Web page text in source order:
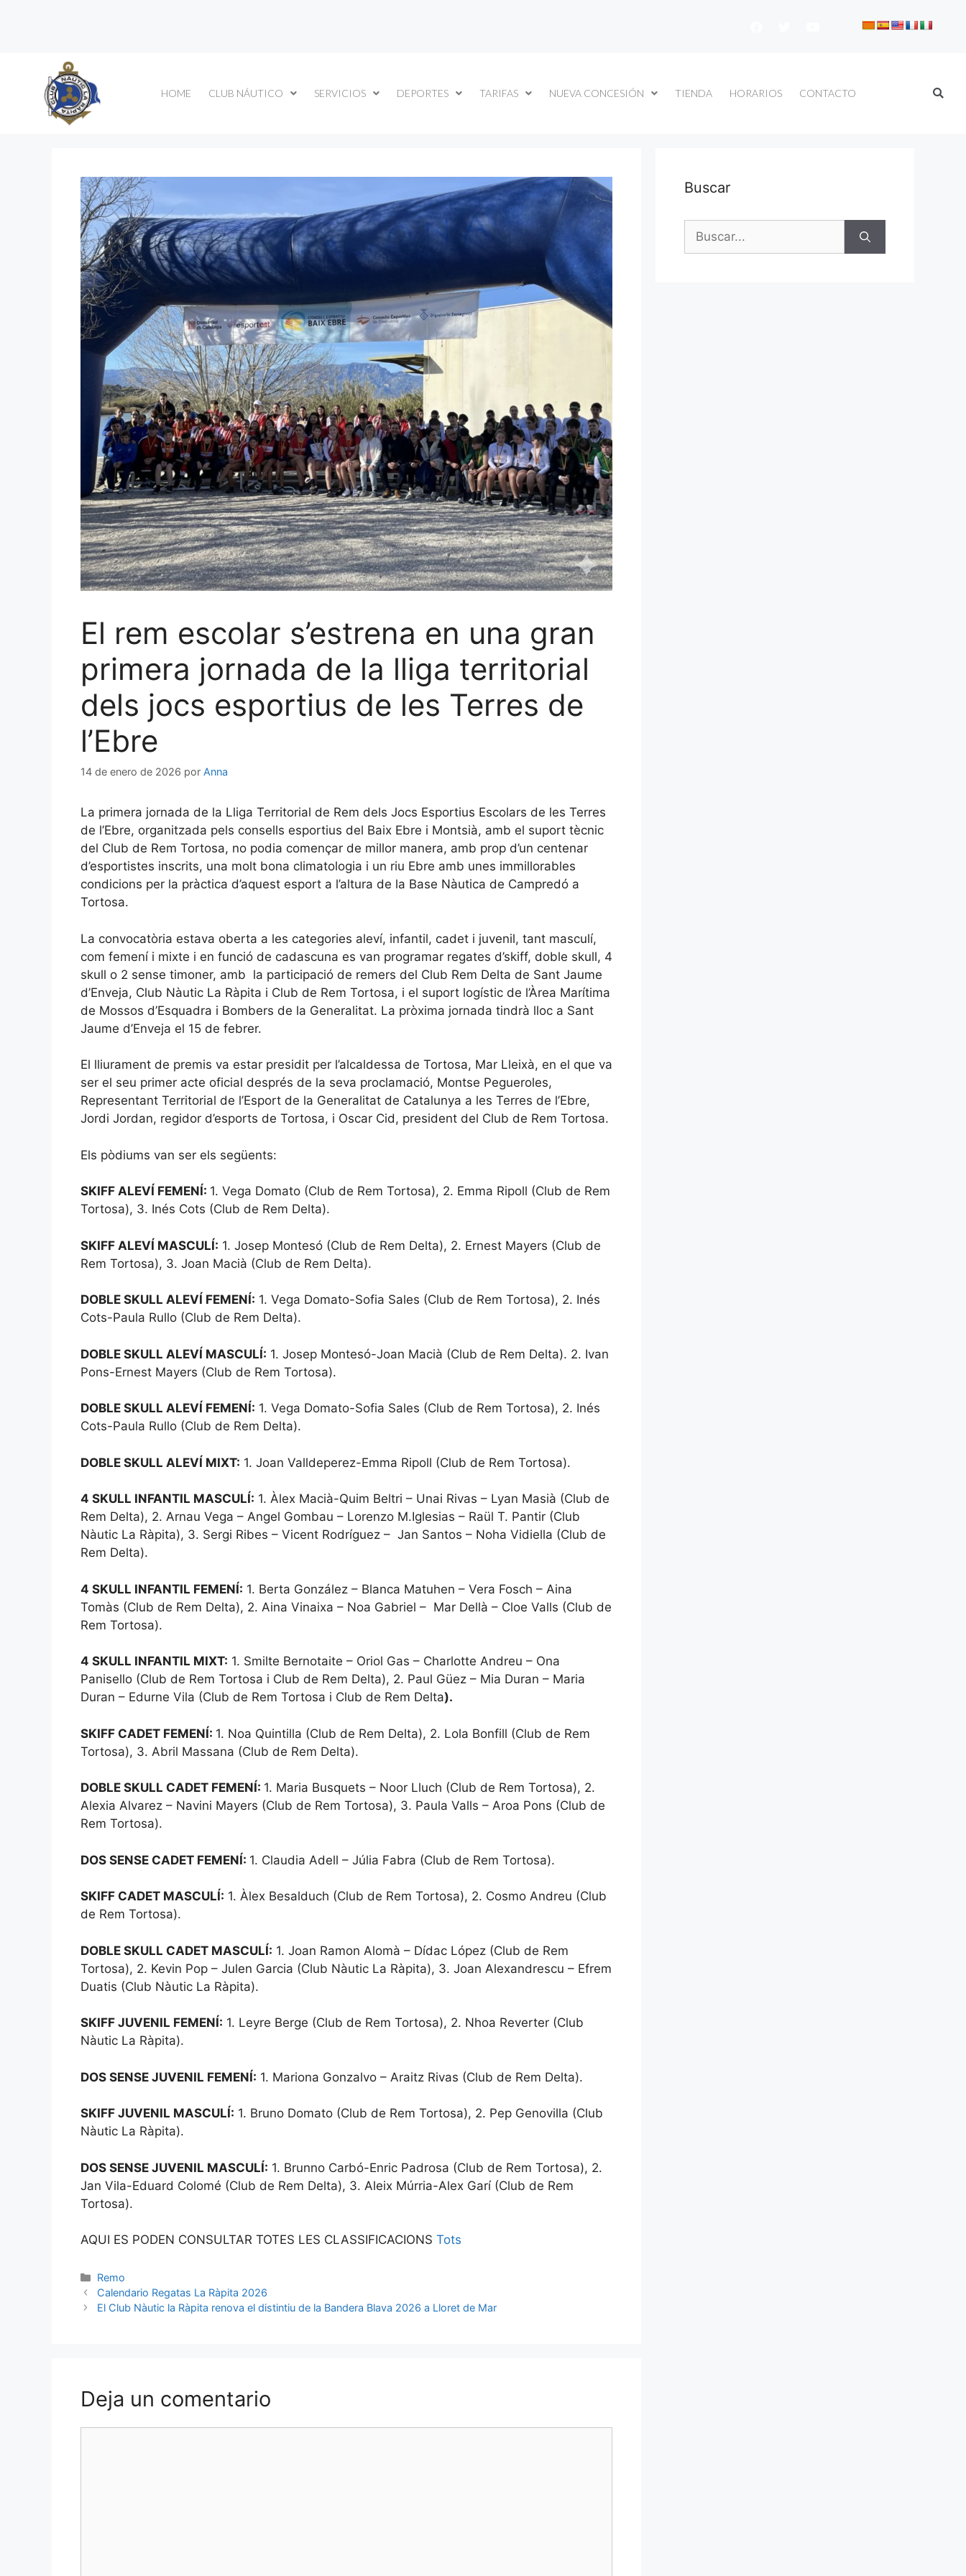
HOME CLUB NÁUTICO SERVICIOS DEPORTES TARIFAS NUEVA CONCESIÓN TIENDA HORARIOS CONTACTO
El rem escolar s’estrena en una gran
primera jornada de la lliga territorial
dels jocs esportius de les Terres de
l’Ebre
14 de enero de 2026 por Anna
La primera jornada de la Lliga Territorial de Rem dels Jocs Esportius Escolars de les Terres
de l’Ebre, organitzada pels consells esportius del Baix Ebre i Montsià, amb el suport tècnic
del Club de Rem Tortosa, no podia començar de millor manera, amb prop d’un centenar
d’esportistes inscrits, una molt bona climatologia i un riu Ebre amb unes immillorables
condicions per la pràctica d’aquest esport a l’altura de la Base Nàutica de Campredó a
Tortosa.
La convocatòria estava oberta a les categories aleví, infantil, cadet i juvenil, tant masculí,
com femení i mixte i en funció de cadascuna es van programar regates d’skiff, doble skull, 4
skull o 2 sense timoner, amb la participació de remers del Club Rem Delta de Sant Jaume
d’Enveja, Club Nàutic La Ràpita i Club de Rem Tortosa, i el suport logístic de l’Àrea Marítima
de Mossos d’Esquadra i Bombers de la Generalitat. La pròxima jornada tindrà lloc a Sant
Jaume d’Enveja el 15 de febrer.
El lliurament de premis va estar presidit per l’alcaldessa de Tortosa, Mar Lleixà, en el que va
ser el seu primer acte oficial després de la seva proclamació, Montse Pegueroles,
Representant Territorial de l’Esport de la Generalitat de Catalunya a les Terres de l’Ebre,
Jordi Jordan, regidor d’esports de Tortosa, i Oscar Cid, president del Club de Rem Tortosa.
Els pòdiums van ser els següents:
SKIFF ALEVÍ FEMENÍ: 1. Vega Domato (Club de Rem Tortosa), 2. Emma Ripoll (Club de Rem
Tortosa), 3. Inés Cots (Club de Rem Delta).
SKIFF ALEVÍ MASCULÍ: 1. Josep Montesó (Club de Rem Delta), 2. Ernest Mayers (Club de
Rem Tortosa), 3. Joan Macià (Club de Rem Delta).
DOBLE SKULL ALEVÍ FEMENÍ: 1. Vega Domato-Sofia Sales (Club de Rem Tortosa), 2. Inés
Cots-Paula Rullo (Club de Rem Delta).
DOBLE SKULL ALEVÍ MASCULÍ: 1. Josep Montesó-Joan Macià (Club de Rem Delta). 2. Ivan
Pons-Ernest Mayers (Club de Rem Tortosa).
DOBLE SKULL ALEVÍ FEMENÍ: 1. Vega Domato-Sofia Sales (Club de Rem Tortosa), 2. Inés
Cots-Paula Rullo (Club de Rem Delta).
DOBLE SKULL ALEVÍ MIXT: 1. Joan Valldeperez-Emma Ripoll (Club de Rem Tortosa).
4 SKULL INFANTIL MASCULÍ: 1. Àlex Macià-Quim Beltri – Unai Rivas – Lyan Masià (Club de
Rem Delta), 2. Arnau Vega – Angel Gombau – Lorenzo M.Iglesias – Raül T. Pantir (Club
Nàutic La Ràpita), 3. Sergi Ribes – Vicent Rodríguez – Jan Santos – Noha Vidiella (Club de
Rem Delta).
4 SKULL INFANTIL FEMENÍ: 1. Berta González – Blanca Matuhen – Vera Fosch – Aina
Tomàs (Club de Rem Delta), 2. Aina Vinaixa – Noa Gabriel – Mar Dellà – Cloe Valls (Club de
Rem Tortosa).
4 SKULL INFANTIL MIXT: 1. Smilte Bernotaite – Oriol Gas – Charlotte Andreu – Ona
Panisello (Club de Rem Tortosa i Club de Rem Delta), 2. Paul Güez – Mia Duran – Maria
Duran – Edurne Vila (Club de Rem Tortosa i Club de Rem Delta).
SKIFF CADET FEMENÍ: 1. Noa Quintilla (Club de Rem Delta), 2. Lola Bonfill (Club de Rem
Tortosa), 3. Abril Massana (Club de Rem Delta).
DOBLE SKULL CADET FEMENÍ: 1. Maria Busquets – Noor Lluch (Club de Rem Tortosa), 2.
Alexia Alvarez – Navini Mayers (Club de Rem Tortosa), 3. Paula Valls – Aroa Pons (Club de
Rem Tortosa).
DOS SENSE CADET FEMENÍ: 1. Claudia Adell – Júlia Fabra (Club de Rem Tortosa).
SKIFF CADET MASCULÍ: 1. Àlex Besalduch (Club de Rem Tortosa), 2. Cosmo Andreu (Club
de Rem Tortosa).
DOBLE SKULL CADET MASCULÍ: 1. Joan Ramon Alomà – Dídac López (Club de Rem
Tortosa), 2. Kevin Pop – Julen Garcia (Club Nàutic La Ràpita), 3. Joan Alexandrescu – Efrem
Duatis (Club Nàutic La Ràpita).
SKIFF JUVENIL FEMENÍ: 1. Leyre Berge (Club de Rem Tortosa), 2. Nhoa Reverter (Club
Nàutic La Ràpita).
DOS SENSE JUVENIL FEMENÍ: 1. Mariona Gonzalvo – Araitz Rivas (Club de Rem Delta).
SKIFF JUVENIL MASCULÍ: 1. Bruno Domato (Club de Rem Tortosa), 2. Pep Genovilla (Club
Nàutic La Ràpita).
DOS SENSE JUVENIL MASCULÍ: 1. Brunno Carbó-Enric Padrosa (Club de Rem Tortosa), 2.
Jan Vila-Eduard Colomé (Club de Rem Delta), 3. Aleix Múrria-Alex Garí (Club de Rem
Tortosa).
AQUI ES PODEN CONSULTAR TOTES LES CLASSIFICACIONS Tots
Remo
Calendario Regatas La Ràpita 2026
El Club Nàutic la Ràpita renova el distintiu de la Bandera Blava 2026 a Lloret de Mar
Deja un comentario
Buscar